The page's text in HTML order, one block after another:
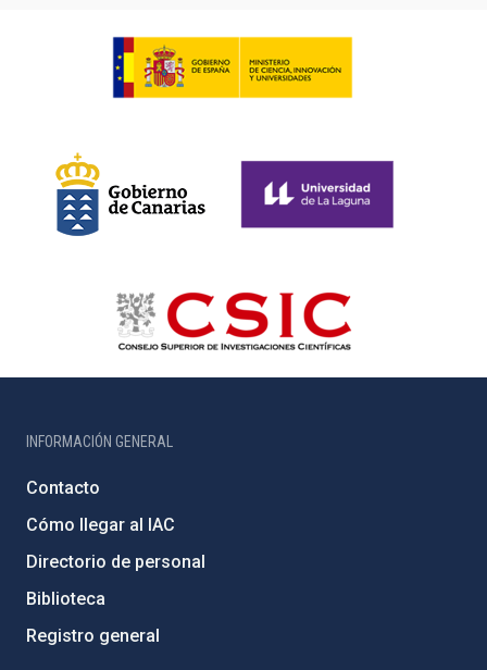
INFORMACIÓN GENERAL
Contacto
Cómo llegar al IAC
Directorio de personal
Biblioteca
Registro general